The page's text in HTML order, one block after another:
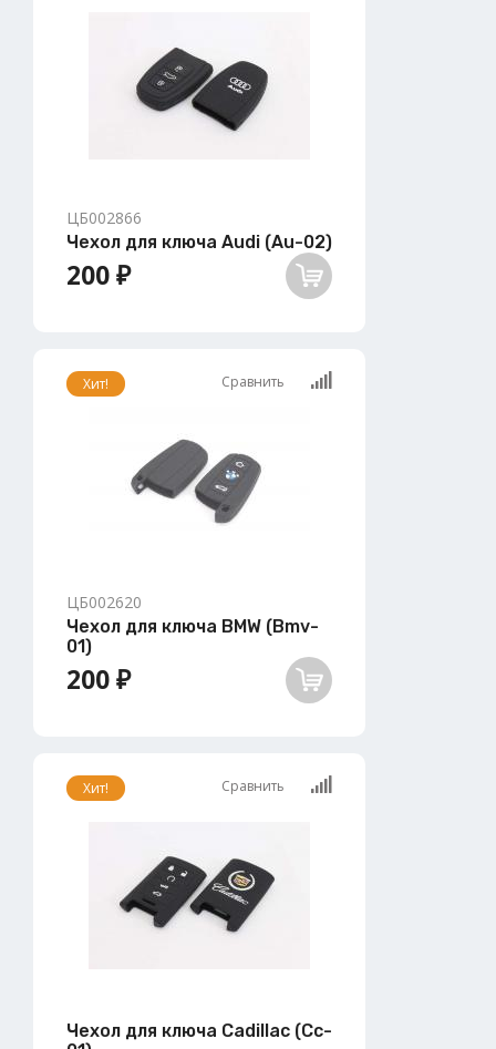
ЦБ002866
Чехол для ключа Audi (Au-02)
200 ₽
Хит! Сравнить
ЦБ002620
Чехол для ключа BMW (Bmv-
01)
200 ₽
Хит! Сравнить
Чехол для ключа Cadillac (Cc-